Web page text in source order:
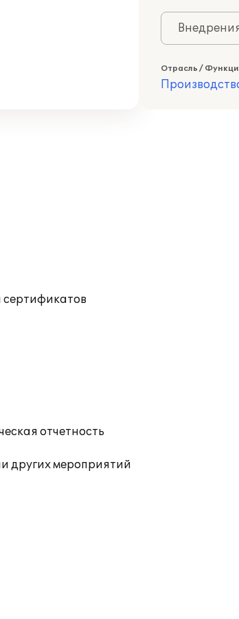
Отрасль /
сертификатов
отчетность
других мероприятий